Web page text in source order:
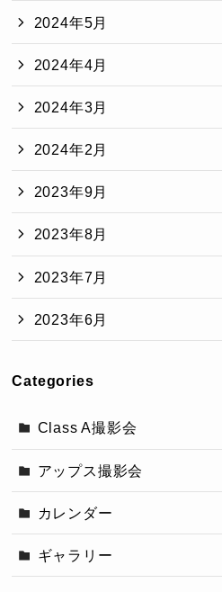
2024年5月
2024年4月
2024年3月
2024年2月
2023年9月
2023年8月
2023年7月
2023年6月
Categories
Class A撮影会
アップス撮影会
カレンダー
ギャラリー